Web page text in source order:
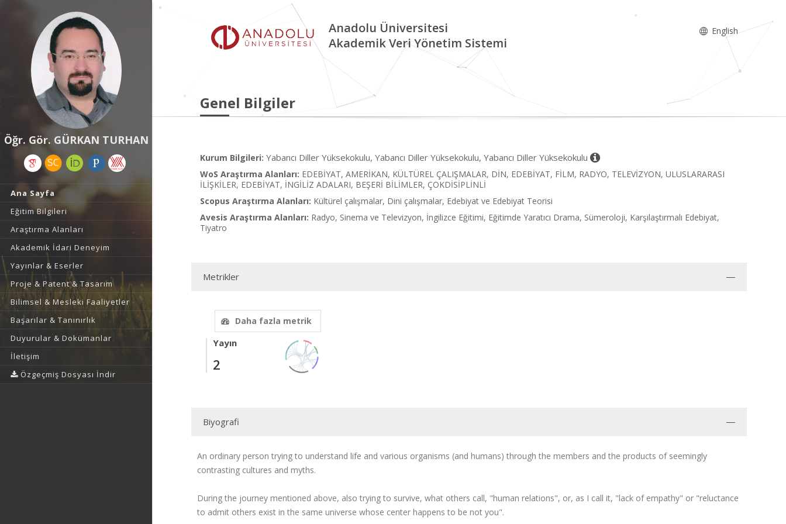
Öğr. Gör. GÜRKAN TURHAN
Ana Sayfa
Eğitim Bilgileri
Araştırma Alanları
Akademik İdari Deneyim
Yayınlar & Eserler
Proje & Patent & Tasarım
Bilimsel & Mesleki Faaliyetler
Başarılar & Tanınırlık
Duyurular & Dokümanlar
İletişim
Özgeçmiş Dosyası İndir
Anadolu Üniversitesi
Akademik Veri Yönetim Sistemi
English
Genel Bilgiler
Kurum Bilgileri: Yabancı Diller Yüksekokulu, Yabancı Diller Yüksekokulu, Yabancı Diller Yüksekokulu
WoS Araştırma Alanları: EDEBİYAT, AMERİKAN, KÜLTÜREL ÇALIŞMALAR, DİN, EDEBİYAT, FİLM, RADYO, TELEVİZYON, ULUSLARARASI
İLİŞKİLER, EDEBİYAT, İNGİLİZ ADALARI, BEŞERİ BİLİMLER, ÇOKDİSİPLİNLİ
Scopus Araştırma Alanları: Kültürel çalışmalar, Dini çalışmalar, Edebiyat ve Edebiyat Teorisi
Avesis Araştırma Alanları: Radyo, Sinema ve Televizyon, İngilizce Eğitimi, Eğitimde Yaratıcı Drama, Sümeroloji, Karşılaştırmalı Edebiyat,
Tiyatro
Metrikler
Daha fazla metrik
Yayın
2
Biyografi
An ordinary person trying to understand life and various organisms (and humans) through the members and the products of seemingly
contrasting cultures and myths.
During the journey mentioned above, also trying to survive, what others call, "human relations", or, as I call it, "lack of empathy" or "reluctance
to admit others exist in the same universe whose center happens to be not you".